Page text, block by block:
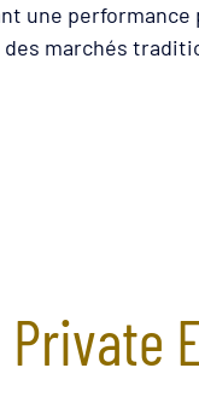
une
marchés
Private